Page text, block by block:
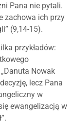
Pana nie pytali.
zachowa ich przy
(9,14-15).
przykładów:
Nowak
lecz Pana
w
ewangelizacją w